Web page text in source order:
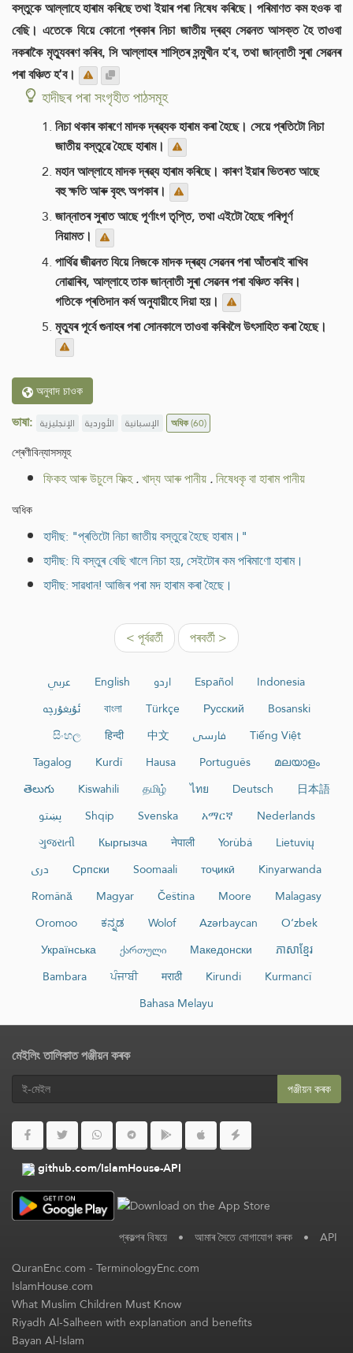
বস্তুকে আল্লাহে হাৰাম কৰিছে তথা ইয়াৰ পৰা নিষেধ কৰিছে। পৰিমাণত কম হওক বা
বেছি। এতেকে যিয়ে কোনো প্ৰকাৰ নিচা জাতীয় দ্ৰৱ্য সেৱনত আসক্ত হৈ তাওবা
নকৰাকৈ মৃত্যুবৰণ কৰিব, সি আল্লাহৰ শাস্তিৰ সন্মুখীন হ'ব, তথা জান্নাতী সুৰা সেৱনৰ
পৰা বঞ্চিত হ'ব।
হাদীছৰ পৰা সংগৃহীত পাঠসমূহ
নিচা থকাৰ কাৰণে মাদক দ্ৰৱ্যক হাৰাম কৰা হৈছে। সেয়ে প্ৰতিটো নিচা
জাতীয় বস্তুৱে হৈছে হাৰাম।
মহান আল্লাহে মাদক দ্ৰৱ্য হাৰাম কৰিছে। কাৰণ ইয়াৰ ভিতৰত আছে
বহু ক্ষতি আৰু বৃহৎ অপকাৰ।
জান্নাতৰ সুৰাত আছে পূৰ্ণাংগ তৃপ্তি, তথা এইটো হৈছে পৰিপূৰ্ণ
নিয়ামত।
পাৰ্থিৱ জীৱনত যিয়ে নিজকে মাদক দ্ৰৱ্য সেৱনৰ পৰা আঁতৰাই ৰাখিব
নোৱাৰিব, আল্লাহে তাক জান্নাতী সুৰা সেৱনৰ পৰা বঞ্চিত কৰিব।
গতিকে প্ৰতিদান কৰ্ম অনুযায়ীহে দিয়া হয়।
মৃত্যুৰ পূৰ্বে গুনাহৰ পৰা সোনকালে তাওবা কৰিবলৈ উৎসাহিত কৰা হৈছে।
অনুবাদ চাওক
ভাষা: الإنجليزية الأوردية الإسبانية অধিক(60)
শ্ৰেণীবিন্যাসসমূহ
ফিকহ আৰু উচুলে ফিক্হ.খাদ্য আৰু পানীয়.নিষেধকৃ বা হাৰাম পানীয়
অধিক
হাদীছ: "প্ৰতিটো নিচা জাতীয় বস্তুৱে হৈছে হাৰাম।"
হাদীছ: যি বস্তুৰ বেছি খালে নিচা হয়, সেইটোৰ কম পৰিমাণো হাৰাম।
হাদীছ: সাৱধান! আজিৰ পৰা মদ হাৰাম কৰা হৈছে।
< পূৰ্বৱৰ্তী পৰবৰ্তী >
عربي English اردو Español
Indonesia
ئۇيغۇرچە
বাংলা Türkçe Русский
Bosanski
සිංහල
हिन्दी 中文 فارسی
Tiếng Việt
Tagalog
Kurdî Hausa Português
മലയാളം
తెలుగు
Kiswahili தமிழ் ไทย Deutsch
日本語
پښتو
Shqip Svenska አማርኛ
Nederlands
ગુજરાતી
Кыргызча नेपाली Yorùbá
Lietuvių
دری
Српски Soomaali тоҷикӣ
Kinyarwanda
Română
Magyar Čeština Moore
Malagasy
Oromoo
ಕನ್ನಡ Wolof Azərbaycan
O‘zbek
Українська
ქართული Македонски
ភាសាខ្មែរ
Bambara
ਪੰਜਾਬੀ मराठी Kirundi
Kurmancî
Bahasa Melayu
মেইলিং তালিকাত পঞ্জীয়ন কৰক
পঞ্জীয়ন কৰক
github.com/IslamHouse-API
প্ৰকল্পৰ বিষয়ে • আমাৰ সৈতে যোগাযোগ কৰক • API
QuranEnc.com-TerminologyEnc.com
IslamHouse.com
What Muslim Children Must Know
Riyadh Al-Salheen with explanation and benefits
Bayan Al-Islam